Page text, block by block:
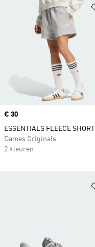
Price
€ 30
ESSENTIALS FLEECE SHORT
Dames Originals
2 kleuren